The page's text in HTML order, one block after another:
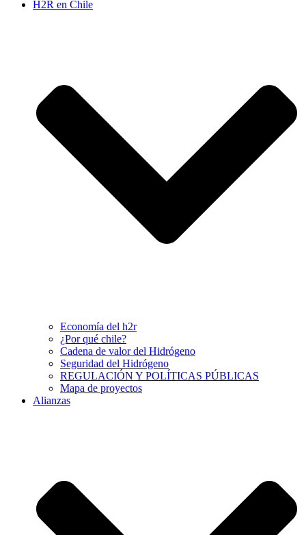
H2R en Chile
Economía del h2r
¿Por qué chile?
Cadena de valor del Hidrógeno
Seguridad del Hidrógeno
REGULACIÓN Y POLÍTICAS PÚBLICAS
Mapa de proyectos
Alianzas